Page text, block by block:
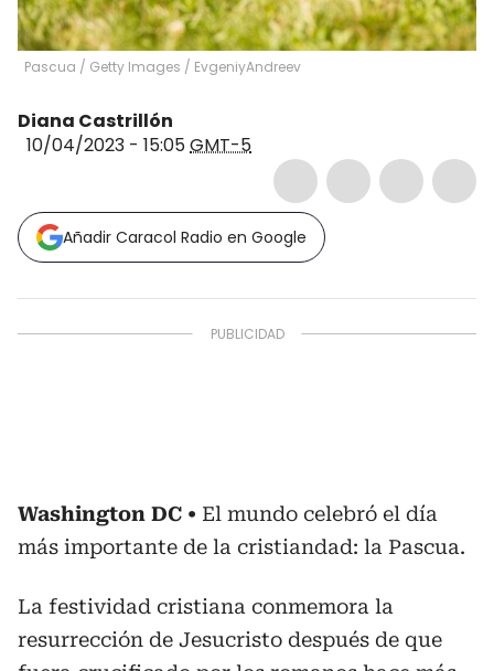
Pascua / Getty Images / EvgeniyAndreev
Diana Castrillón
10/04/2023 - 15:05GMT-5
Añadir Caracol Radio en Google
Washington DC
El mundo celebró el día
más importante de la cristiandad: la Pascua.
La festividad cristiana conmemora la
resurrección de Jesucristo después de que